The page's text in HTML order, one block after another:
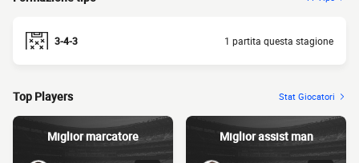
3-4-3 1 partita questa stagione
Top Players Stat Giocatori
Miglior marcatore Miglior assist man